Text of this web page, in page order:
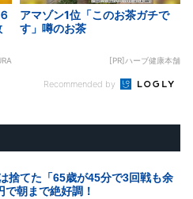
アマゾン1位「このお茶ガチで
す」噂のお茶
[PR]ハーブ健康本舗
Recommended by
捨てた「65歳が45分で3回戦も余
で朝まで絶好調！